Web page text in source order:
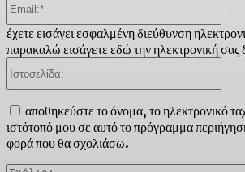
έχετε εισάγει εσφαλμένη διεύθυνση
παρακαλώ εισάγετε εδώ την ηλεκτρονική σας
αποθηκεύστε το όνομα, το ηλεκτρονικό
ιστότοπό μου σε αυτό το πρόγραμμα
φορά που θα σχολιάσω.